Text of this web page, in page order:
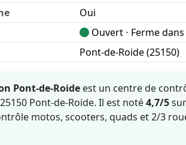
clés sur Autovision Pont-de-Roide
Oui
Ouvert ⋅ Ferme
Pont-de-Roide (25150)
Pont-de-Roide est un centre de
Pont-de-Roide. Il est noté4,7/5sur
motos, scooters, quads et 2/3